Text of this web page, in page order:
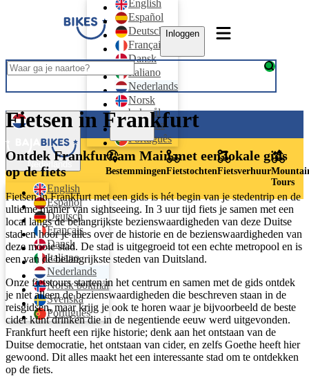
English
Español
Deutsch
Français
Dansk
Italiano
Nederlands
Norsk
bokmål
Svenska
Português
Inloggen
English
Español
Deutsch
Français
Dansk
Italiano
Nederlands
Norsk bokmål
Svenska
Português
Inloggen
BestemmingenFietstochtenFietsverhuur
Tours
Fietsen in Frankfurt
Ontdek Frankfurt am Main met een lokale gids
op de fiets
Fietsen in Frankfurt met een gids is hét begin van je stedentrip en de
ultieme manier van sightseeing. In 3 uur tijd fiets je samen met een
local langs de belangrijkste bezienswaardigheden van deze Duitse
stad en hoor je alles over de historie en de bezienswaardigheden van
deze mooie stad. De stad is uitgegroeid tot een echte metropool en is
een van de belangrijkste steden van Duitsland.
Onze fietstours starten in het centrum en samen met de gids ontdek
je niet alleen de bezienswaardigheden die beschreven staan in de
reisgidsen, maar krijg je ook te horen waar je bijvoorbeeld de beste
cider kunt drinken die in de negentiende eeuw werd uitgevonden.
Frankfurt heeft een rijke historie; denk aan het ontstaan van de
Duitse democratie, het ontstaan van cider, en zelfs Goethe heeft hier
gewoond. Dit alles maakt het een interessante stad om te ontdekken
op de fiets.